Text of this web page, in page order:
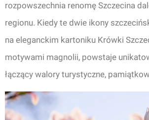
rozpowszechnia renomę Szczecina
regionu. Kiedy te dwie ikony
na eleganckim kartoniku Krówki
motywami magnolii, powstaje
łączący walory turystyczne,